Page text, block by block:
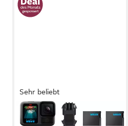
Sehr beliebt
GOPRO
HERO13 Black + Zubehör-